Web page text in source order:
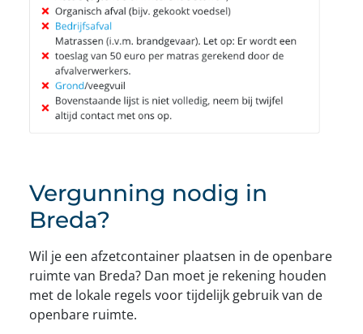
Vergunning nodig in
Breda?
Wil je een afzetcontainer plaatsen in de openbare
ruimte van Breda? Dan moet je rekening houden
met de lokale regels voor tijdelijk gebruik van de
openbare ruimte.